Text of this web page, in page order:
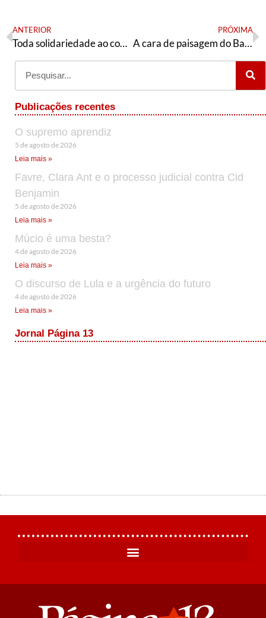
ANTERIOR
Toda solidariedade ao companheiro Haddad!
PRÓXIMA
A cara de paisagem do Banco Central
Publicações recentes
O supremo aprendiz
5 de agosto de 2026
Leia mais »
Favre, Clara Ant e o processo judicial contra Cid
Benjamin
5 de agosto de 2026
Leia mais »
Múcio é uma besta?
4 de agosto de 2026
Leia mais »
O discurso de Lula e a urgência do futuro
4 de agosto de 2026
Leia mais »
Jornal Página 13